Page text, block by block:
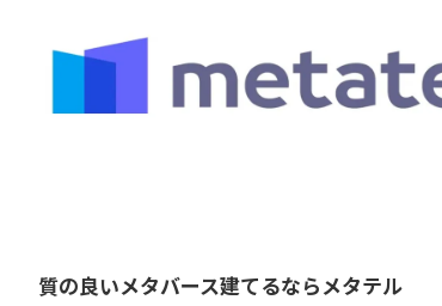
質の良いメタバース建てるならメタテル